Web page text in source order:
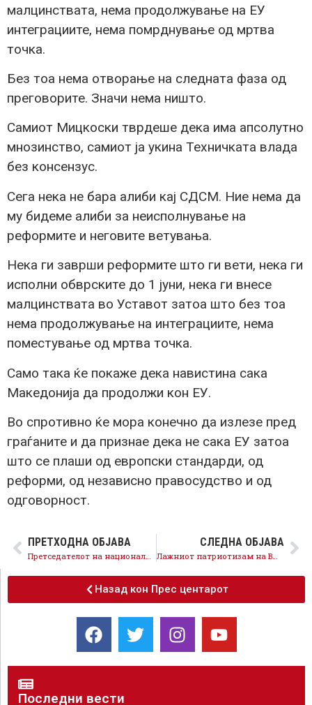
малцинствата, нема продолжување на ЕУ
интеграциите, нема помрднување од мртва
точка.
Без тоа нема отворање на следната фаза од
преговорите. Значи нема ништо.
Самиот Мицкоски тврдеше дека има апсолутно
мнозинство, самиот ја укина Техничката влада
без консензус.
Сега нека не бара алиби кај СДСМ. Ние нема да
му бидеме алиби за неисполнување на
реформите и неговите ветувања.
Нека ги заврши реформите што ги вети, нека ги
исполни обврските до 1 јуни, нека ги внесе
малцинствата во Уставот затоа што без тоа
нема продолжување на интеграциите, нема
поместување од мртва точка.
Само така ќе покаже дека навистина сака
Македонија да продолжи кон ЕУ.
Во спротивно ќе мора конечно да излезе пред
граѓаните и да признае дека не сака ЕУ затоа
што се плаши од европски стандарди, од
реформи, од независно правосудство и од
одговорност.
ПРЕТХОДНА ОБЈАВА
Претседателот на националниот совет за евроинтеграции Проф. Д-р. Венко Филипче оствари средба со хрватскиот главен преговарач на Хрватска за ЕУ
СЛЕДНА ОБЈАВА
Лажниот патриотизам на ВМРО падна: европски пасоши за нив, изолација за народот
Назад кон Прес центарот
Последни вести